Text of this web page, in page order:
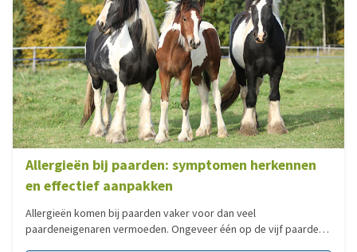
Allergieën bij paarden: symptomen herkennen
en effectief aanpakken
Allergieën komen bij paarden vaker voor dan veel
paardeneigenaren vermoeden. Ongeveer één op de vijf paarden